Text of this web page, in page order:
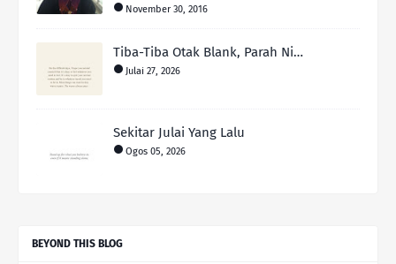
November 30, 2016
Tiba-Tiba Otak Blank, Parah Ni…
Julai 27, 2026
Sekitar Julai Yang Lalu
Ogos 05, 2026
BEYOND THIS BLOG